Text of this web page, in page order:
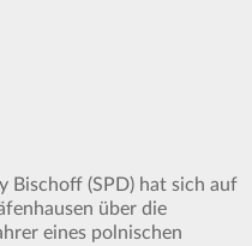
Bischoff (SPD) hat sich auf
über die
eines polnischen